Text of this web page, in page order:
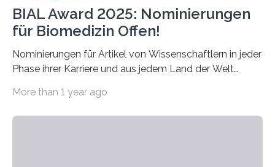
BIAL Award 2025: Nominierungen
für Biomedizin Offen!
Nominierungen für Artikel von Wissenschaftlern in jeder
Phase ihrer Karriere und aus jedem Land der Welt
Leben gerufen, um die bemerkenswertesten
More than 1 year ago